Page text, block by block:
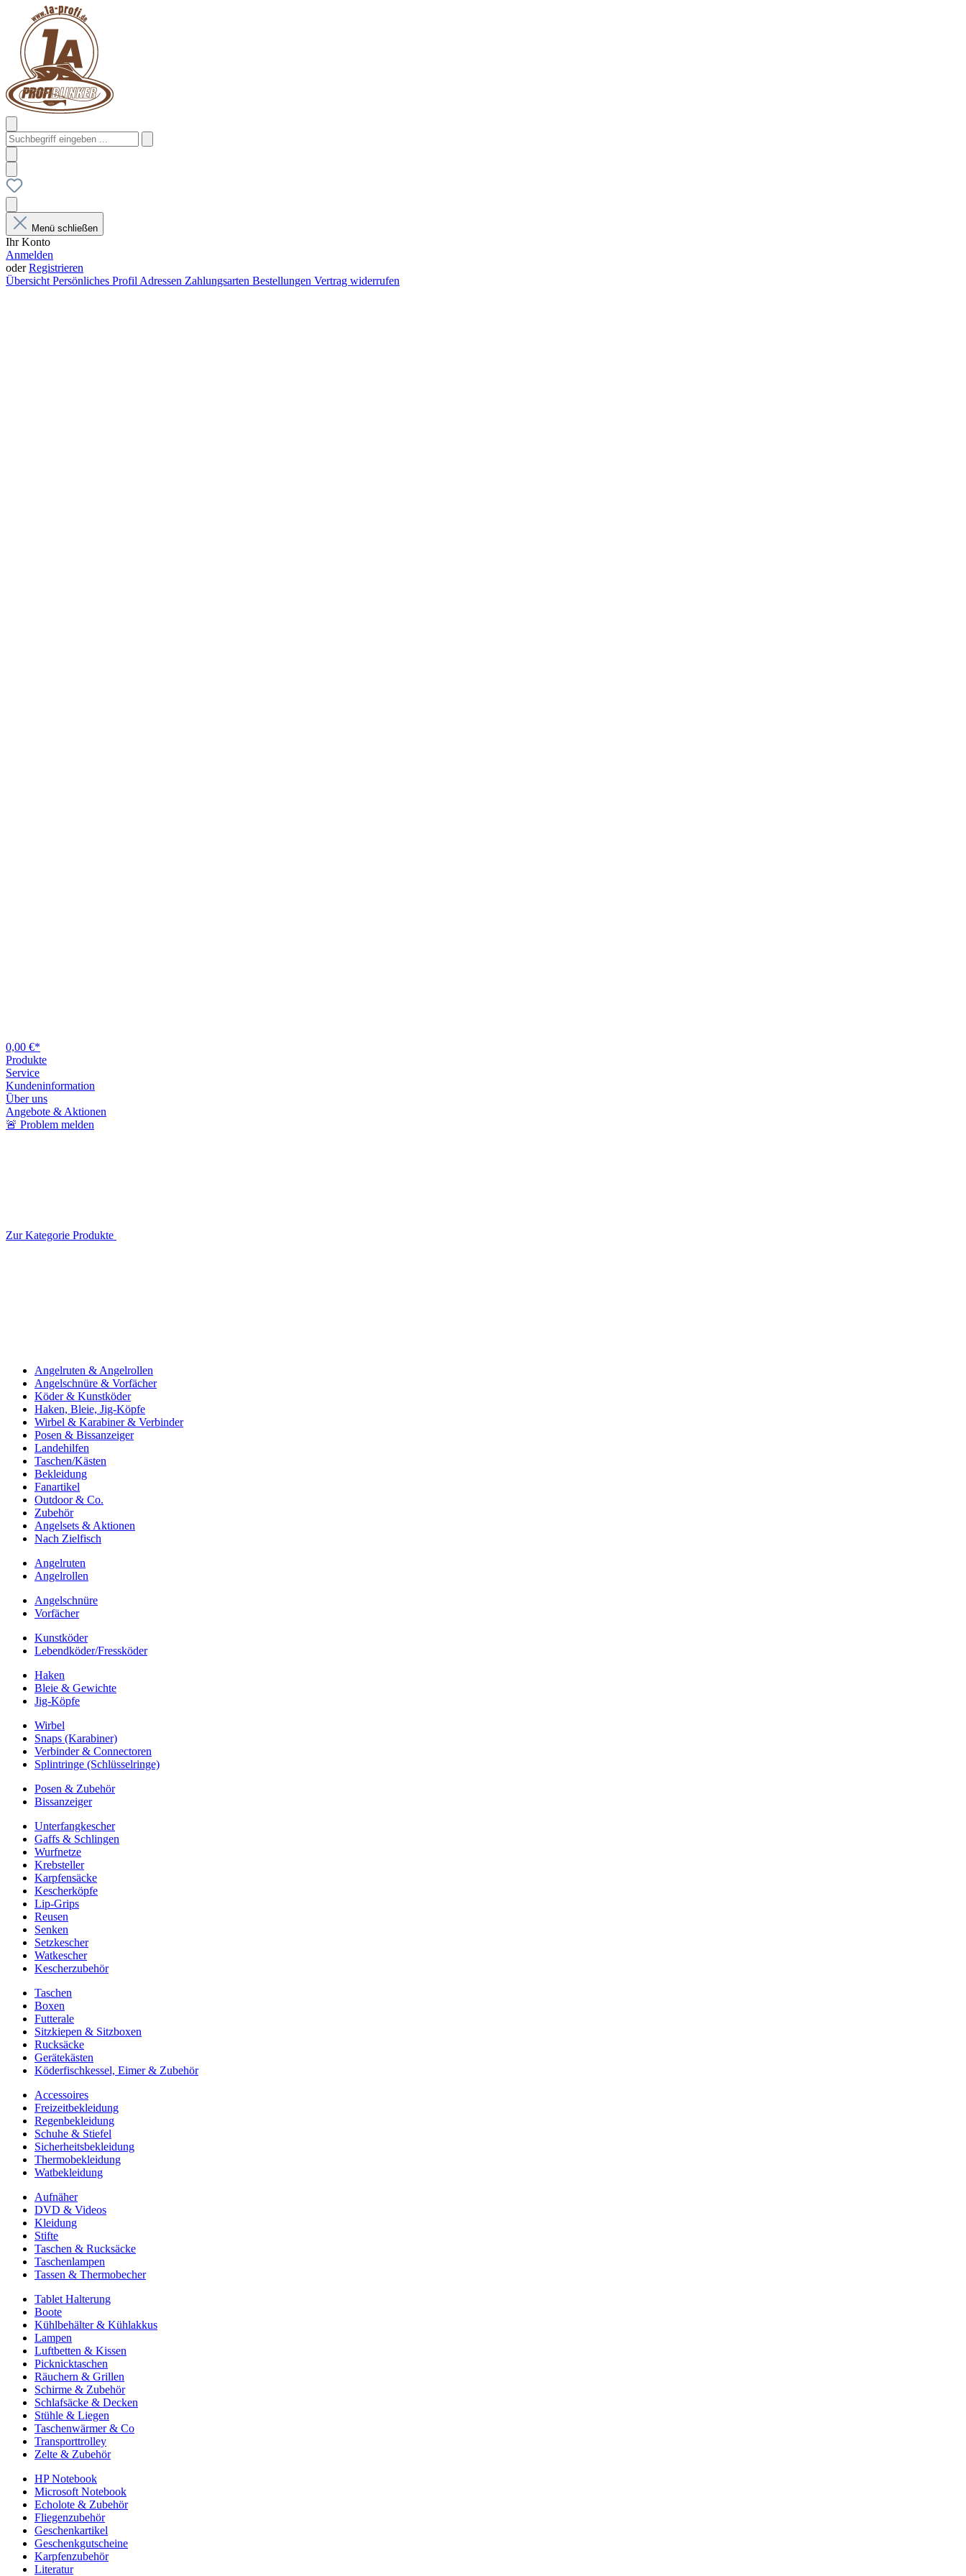
Menü schließen
Ihr Konto
Anmelden
oderRegistrieren
Übersicht Persönliches Profil Adressen Zahlungsarten Bestellungen Vertrag widerrufen
0,00 €*
Produkte
Service
Kundeninformation
Über uns
Angebote & Aktionen
🚨 Problem melden
Zur Kategorie Produkte
Angelruten & Angelrollen
Angelschnüre & Vorfächer
Köder & Kunstköder
Haken, Bleie, Jig-Köpfe
Wirbel & Karabiner & Verbinder
Posen & Bissanzeiger
Landehilfen
Taschen/Kästen
Bekleidung
Fanartikel
Outdoor & Co.
Zubehör
Angelsets & Aktionen
Nach Zielfisch
Angelruten
Angelrollen
Angelschnüre
Vorfächer
Kunstköder
Lebendköder/Fressköder
Haken
Bleie & Gewichte
Jig-Köpfe
Wirbel
Snaps (Karabiner)
Verbinder & Connectoren
Splintringe (Schlüsselringe)
Posen & Zubehör
Bissanzeiger
Unterfangkescher
Gaffs & Schlingen
Wurfnetze
Krebsteller
Karpfensäcke
Kescherköpfe
Lip-Grips
Reusen
Senken
Setzkescher
Watkescher
Kescherzubehör
Taschen
Boxen
Futterale
Sitzkiepen & Sitzboxen
Rucksäcke
Gerätekästen
Köderfischkessel, Eimer & Zubehör
Accessoires
Freizeitbekleidung
Regenbekleidung
Schuhe & Stiefel
Sicherheitsbekleidung
Thermobekleidung
Watbekleidung
Aufnäher
DVD & Videos
Kleidung
Stifte
Taschen & Rucksäcke
Taschenlampen
Tassen & Thermobecher
Tablet Halterung
Boote
Kühlbehälter & Kühlakkus
Lampen
Luftbetten & Kissen
Picknicktaschen
Räuchern & Grillen
Schirme & Zubehör
Schlafsäcke & Decken
Stühle & Liegen
Taschenwärmer & Co
Transporttrolley
Zelte & Zubehör
HP Notebook
Microsoft Notebook
Echolote & Zubehör
Fliegenzubehör
Geschenkartikel
Geschenkgutscheine
Karpfenzubehör
Literatur